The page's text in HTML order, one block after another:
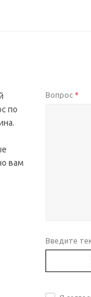
по
вам
Вопрос *
Введите